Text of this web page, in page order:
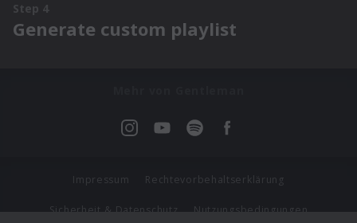
Impressum Rechtevorbehaltserklärung
Sicherheit & Datenschutz Nutzungsbedingungen